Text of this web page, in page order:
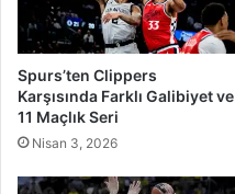
Spurs’ten Clippers
Karşısında Farklı Galibiyet ve
11 Maçlık Seri
Nisan 3, 2026